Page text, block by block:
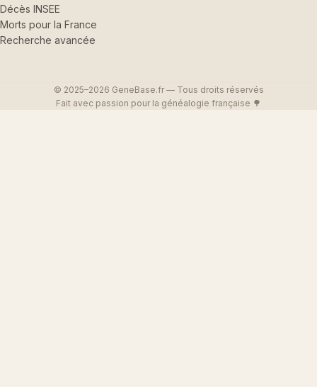
Décès INSEE
Morts pour la France
Recherche avancée
© 2025–2026 GeneBase.fr — Tous droits réservés
Fait avec passion pour la généalogie française 🌳